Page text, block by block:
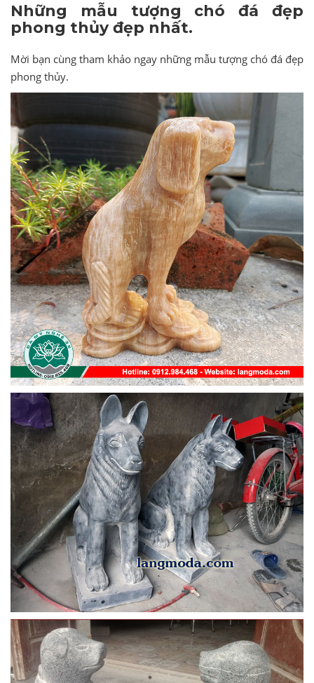
Những mẫu tượng chó đá đẹp
phong thủy đẹp nhất.
Mời bạn cùng tham khảo ngay những mẫu tượng chó đá đẹp
phong thủy.